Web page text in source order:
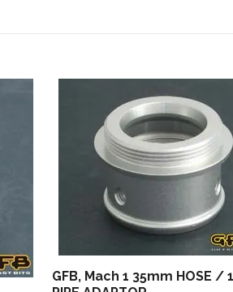
GFB, Mach 1 35mm HOSE /